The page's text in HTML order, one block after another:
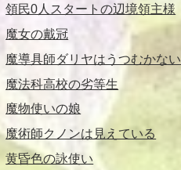
領民0人スタートの辺境領主様
魔女の戴冠
魔導具師ダリヤはうつむかない
魔法科高校の劣等生
魔物使いの娘
魔術師クノンは見えている
黄昏色の詠使い